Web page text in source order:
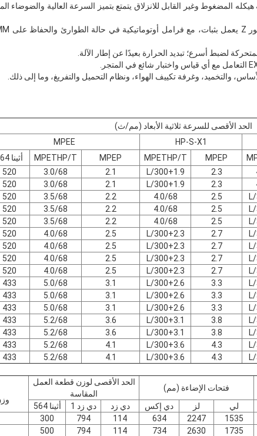
المضغوط وغير القابل للانزلاق يتمتع بتميز السرعة العالية والضوضاء
لضبط أسرع؛ تبديد الحرارة بعيدًا عن إطار الآلة.
الحد الأقصى للسرعة ثلاثية الأبعاد (مم/ث)
HP-S-X1
MPEE
MPEP
MPETHP/T
MPEP
MPETHP/T
أثينا 564
2.3
1.9+L/300
2.1
3.0/68
520
2.3
1.9+L/300
2.1
3.0/68
520
2.5
4.0/68
2.2
3.5/68
520
2.5
4.0/68
2.2
3.5/68
520
2.5
4.0/68
2.2
3.5/68
520
2.7
2.3+L/300
2.5
4.0/68
520
2.7
2.3+L/300
2.5
4.0/68
520
2.7
2.3+L/300
2.5
4.0/68
520
2.7
2.3+L/300
2.5
4.0/68
520
3.3
2.6+L/300
3.1
5.0/68
433
3.3
2.6+L/300
3.1
5.0/68
433
3.3
2.6+L/300
3.1
5.0/68
433
3.8
3.1+L/300
3.6
5.2/68
433
3.8
3.1+L/300
3.6
5.2/68
433
4.3
3.6+L/300
4.1
5.2/68
433
4.3
3.6+L/300
4.1
5.2/68
433
فتحات الإضاءة (مم)
الحد الأقصى لوزن قطعة العمل
المقاسة
لي لز دي إكس دي زد دي زد 1
أثينا 564
1535
2247
634
114
794
300
1735
2630
734
114
794
500